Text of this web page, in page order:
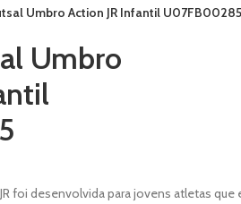
Umbro Action JR Infantil U07FB00285
Umbro
foi desenvolvida para jovens atletas que